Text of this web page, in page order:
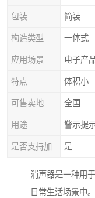
包装 简装
构造类型 一体式
应用场景 电子产
特点 体积小
可售卖地 全国
用途 警示提
是
消声器是一种用
日常生活场景中